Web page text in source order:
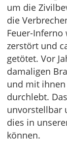
um die
die
Feuer-
zerstört und
getötet. Vor
damaligen
und mit
durchlebt.
unvorstellbar
dies in
können.